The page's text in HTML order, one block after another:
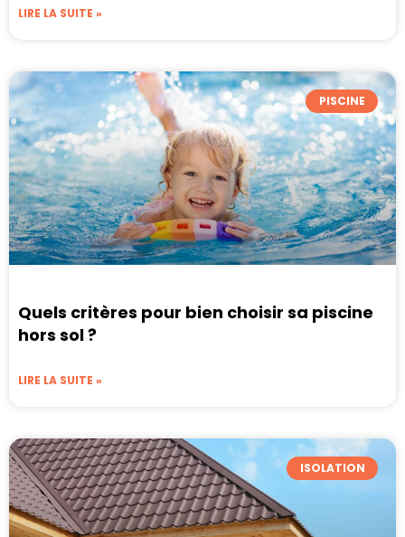
LIRE LA SUITE »
PISCINE
Quels critères pour bien choisir sa piscine
hors sol ?
LIRE LA SUITE »
ISOLATION